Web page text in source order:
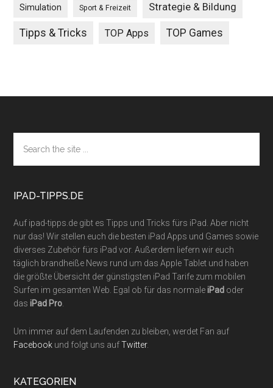
Simulation Sport & Freizeit Strategie & Bildung
Tipps & Tricks TOP Apps TOP Games
Footer
the
site
IPAD-TIPPS.DE
Auf ipad-tipps.de gibt es Tipps und Tricks fürs iPad. Aber nicht
nur das! Wir stellen euch die besten iPad Apps und Games sowie
diverses Zubehör fürs iPad vor. Außerdem liefern wir euch
täglich brandheiße News rund um das Apple Tablet und haben
die größte Übersicht der günstigsten iPad Tarife zum mobilen
Surfen im gesamten Web. Egal ob für das normaleiPad oder
dasiPad Pro
Um immer auf dem Laufenden zu bleiben, werdet Fan auf
Facebook und folgt uns aufTwitter.
KATEGORIEN